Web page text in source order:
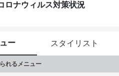
ロナウィルス対策状況
ー スタイリスト
れるメニュー